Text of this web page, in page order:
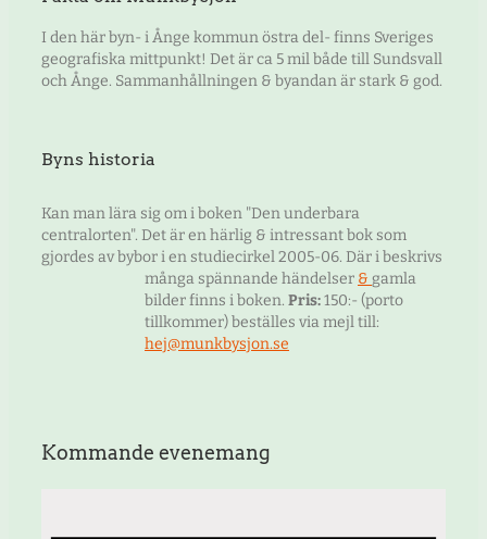
I den här byn- i Ånge kommun östra del- finns Sveriges
geografiska mittpunkt! Det är ca 5 mil både till Sundsvall
och Ånge. Sammanhållningen & byandan är stark & god.
Byns historia
Kan man lära sig om i boken "Den underbara
centralorten". Det är en härlig & intressant bok som
gjordes av bybor i en studiecirkel 2005-06. Där i beskrivs
många spännande händelser & gamla
bilder finns i boken. Pris:150:- (porto
tillkommer) beställes via mejl till:
hej@munkbysjon.se
Kommande evenemang